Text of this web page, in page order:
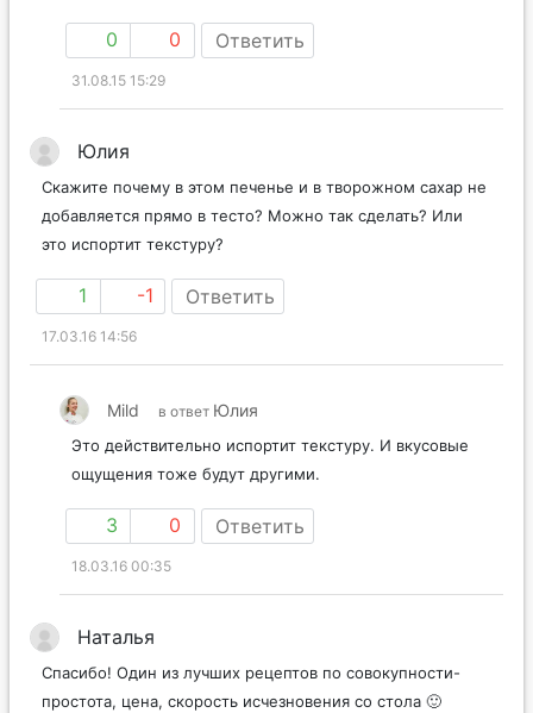
0 0 Ответить
31.08.15 15:29
Юлия
Скажите почему в этом печенье и в творожном сахар не
добавляется прямо в тесто? Можно так сделать? Или
это испортит текстуру?
1 -1 Ответить
17.03.16 14:56
Mild в ответ Юлия
Это действительно испортит текстуру. И вкусовые
ощущения тоже будут другими.
3 0 Ответить
18.03.16 00:35
Наталья
Спасибо! Один из лучших рецептов по совокупности-
простота, цена, скорость исчезновения со стола 🙂